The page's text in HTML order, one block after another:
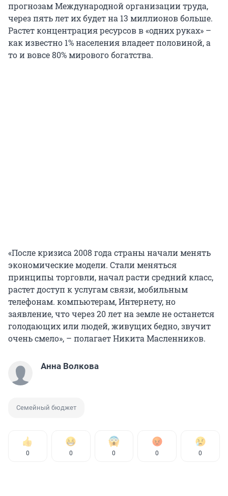
прогнозам Международной организации труда,
через пять лет их будет на 13 миллионов больше.
Растет концентрация ресурсов в «одних руках» –
как известно 1% населения владеет половиной, а
то и вовсе 80% мирового богатства.
«После кризиса 2008 года страны начали менять
экономические модели. Стали меняться
принципы торговли, начал расти средний класс,
растет доступ к услугам связи, мобильным
телефонам. компьютерам, Интернету, но
заявление, что через 20 лет на земле не останется
голодающих или людей, живущих бедно, звучит
очень смело», – полагает Никита Масленников.
Анна Волкова
Семейный бюджет
0 0 0 0 0